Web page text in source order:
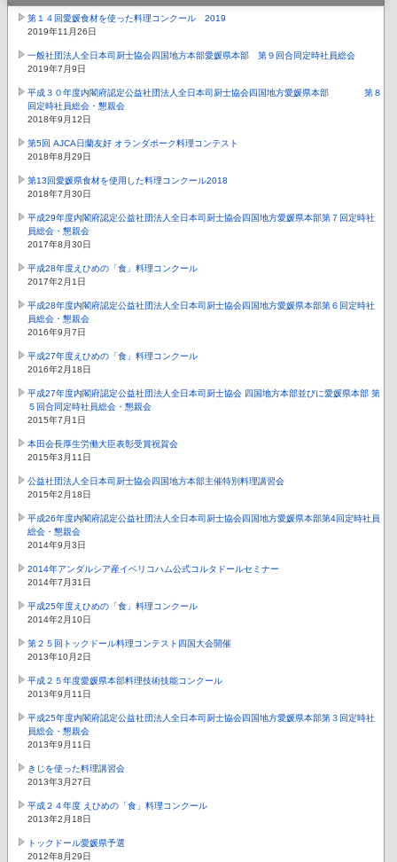
第１４回愛媛食材を使った料理コンクール 2019
2019年11月26日
一般社団法人全日本司厨士協会四国地方本部愛媛県本部 第９回合同定時社員総会
2019年7月9日
平成３０年度内閣府認定公益社団法人全日本司厨士協会四国地方愛媛県本部 第８
回定時社員総会・懇親会
2018年9月12日
第5回 AJCA日蘭友好 オランダポーク料理コンテスト
2018年8月29日
第13回愛媛県食材を使用した料理コンクール2018
2018年7月30日
平成29年度内閣府認定公益社団法人全日本司厨士協会四国地方愛媛県本部第７回定時社
員総会・懇親会
2017年8月30日
平成28年度えひめの「食」料理コンクール
2017年2月1日
平成28年度内閣府認定公益社団法人全日本司厨士協会四国地方愛媛県本部第６回定時社
員総会・懇親会
2016年9月7日
平成27年度えひめの「食」料理コンクール
2016年2月18日
平成27年度内閣府認定公益社団法人全日本司厨士協会 四国地方本部並びに愛媛県本部 第
５回合同定時社員総会・懇親会
2015年7月1日
本田会長厚生労働大臣表彰受賞祝賀会
2015年3月11日
公益社団法人全日本司厨士協会四国地方本部主催特別料理講習会
2015年2月18日
平成26年度内閣府認定公益社団法人全日本司厨士協会四国地方愛媛県本部第4回定時社員
総会・懇親会
2014年9月3日
2014年アンダルシア産イベリコハム公式コルタドールセミナー
2014年7月31日
平成25年度えひめの「食」料理コンクール
2014年2月10日
第２５回トックドール料理コンテスト四国大会開催
2013年10月2日
平成２５年度愛媛県本部料理技術技能コンクール
2013年9月11日
平成25年度内閣府認定公益社団法人全日本司厨士協会四国地方愛媛県本部第３回定時社
員総会・懇親会
2013年9月11日
きじを使った料理講習会
2013年3月27日
平成２４年度 えひめの「食」料理コンクール
2013年2月18日
トックドール愛媛県予選
2012年8月29日